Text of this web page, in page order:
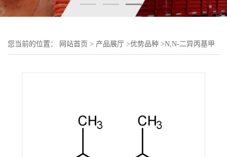
您当前的位置： 网站首页 > 产品展厅 >优势品种 >N,N-二异丙基甲